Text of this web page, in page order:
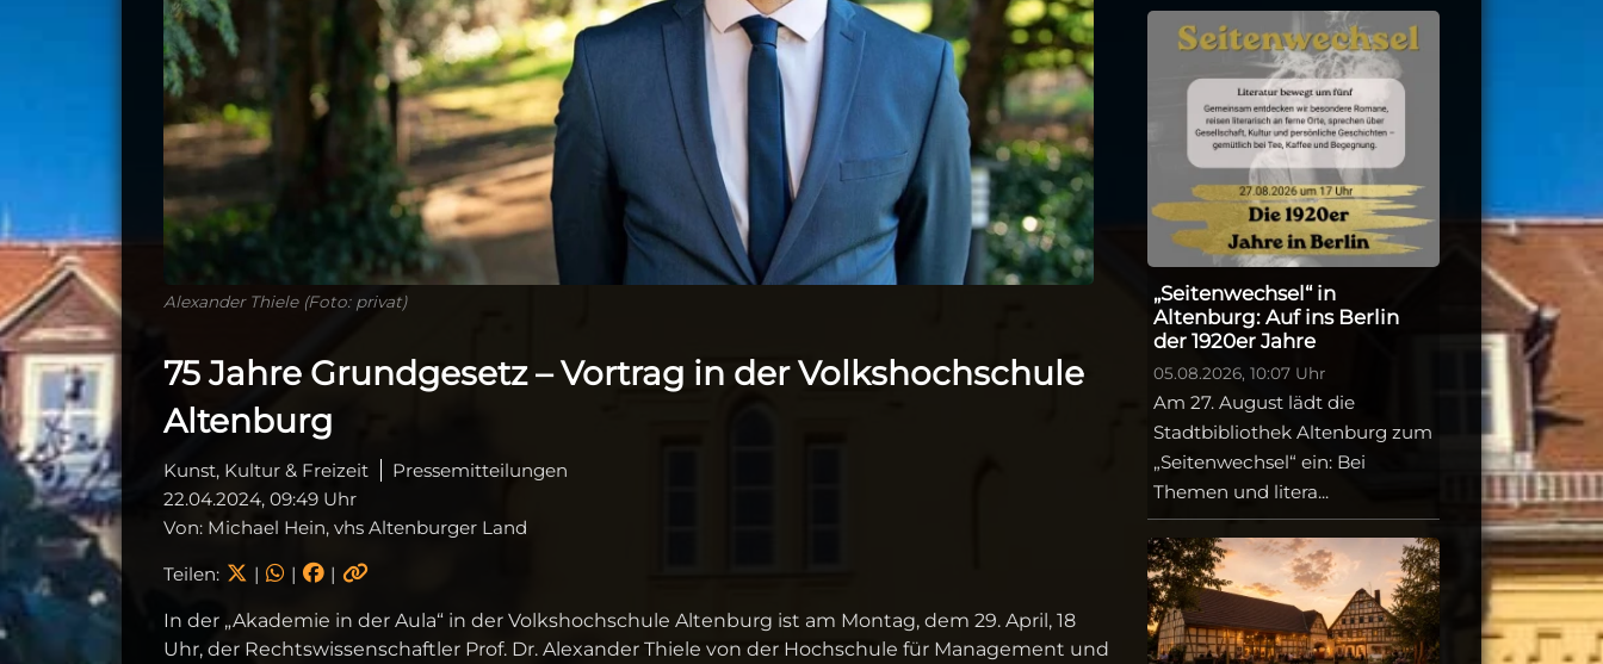
Alexander Thiele (Foto: privat)
75 Jahre Grundgesetz – Vortrag in der Volkshochschule
Altenburg
Kunst, Kultur & Freizeit
Pressemitteilungen
22.04.2024, 09:49 Uhr
Von: Michael Hein, vhs Altenburger Land
Teilen: | | |
In der „Akademie in der Aula“ in der Volkshochschule Altenburg ist am Montag, dem 29. April, 18
Uhr, der Rechtswissenschaftler Prof. Dr. Alexander Thiele von der Hochschule für Management und
„Seitenwechsel“ in
Altenburg: Auf ins Berlin
der 1920er Jahre
05.08.2026, 10:07 Uhr
Am 27. August lädt die
Stadtbibliothek Altenburg zum
„Seitenwechsel“ ein: Bei
Themen und litera...